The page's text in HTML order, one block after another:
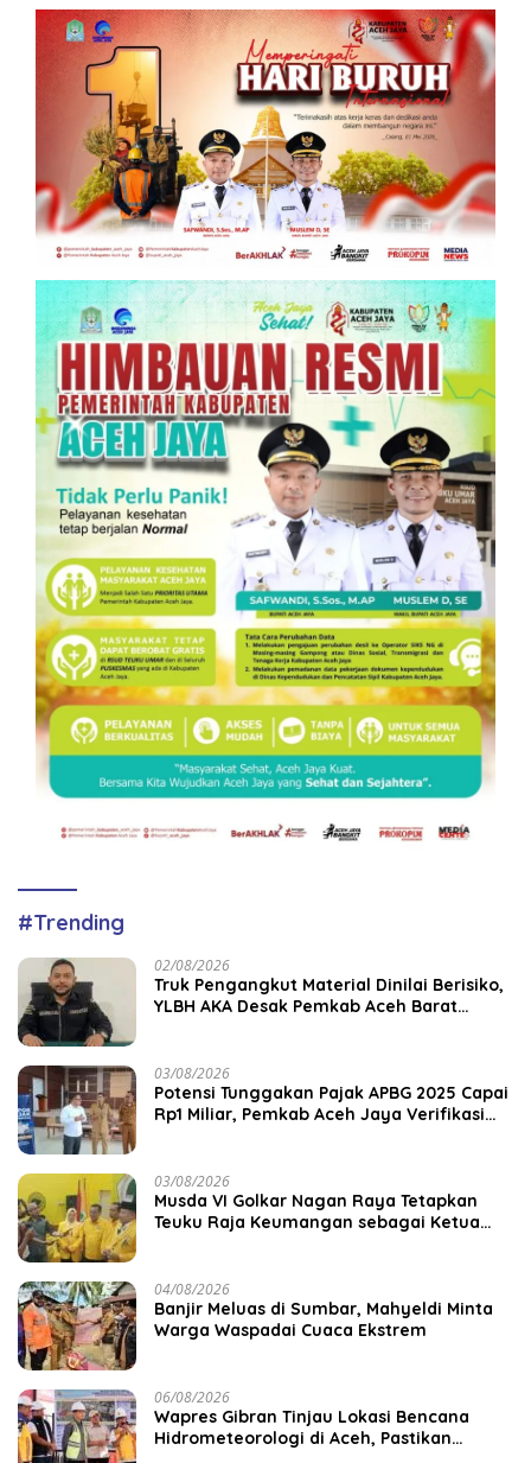
#Trending
02/08/2026
Truk Pengangkut Material Dinilai Berisiko,
YLBH AKA Desak Pemkab Aceh Barat
03/08/2026
Potensi Tunggakan Pajak APBG 2025 Capai
Rp1 Miliar, Pemkab Aceh Jaya Verifikasi
03/08/2026
Musda VI Golkar Nagan Raya Tetapkan
Teuku Raja Keumangan sebagai Ketua
04/08/2026
Banjir Meluas di Sumbar, Mahyeldi Minta
Warga Waspadai Cuaca Ekstrem
06/08/2026
Wapres Gibran Tinjau Lokasi Bencana
Hidrometeorologi di Aceh, Pastikan